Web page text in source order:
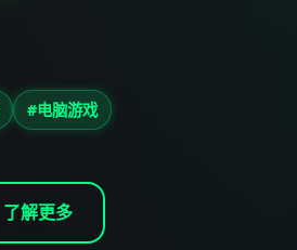
#电脑游戏
了解更多